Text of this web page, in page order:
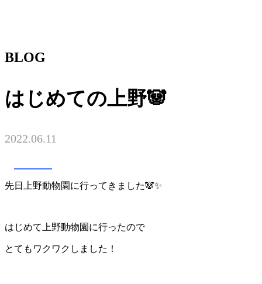
BLOG
はじめての上野🐼
2022.06.11
先日上野動物園に行ってきました🐼✨
はじめて上野動物園に行ったので
とてもワクワクしました！